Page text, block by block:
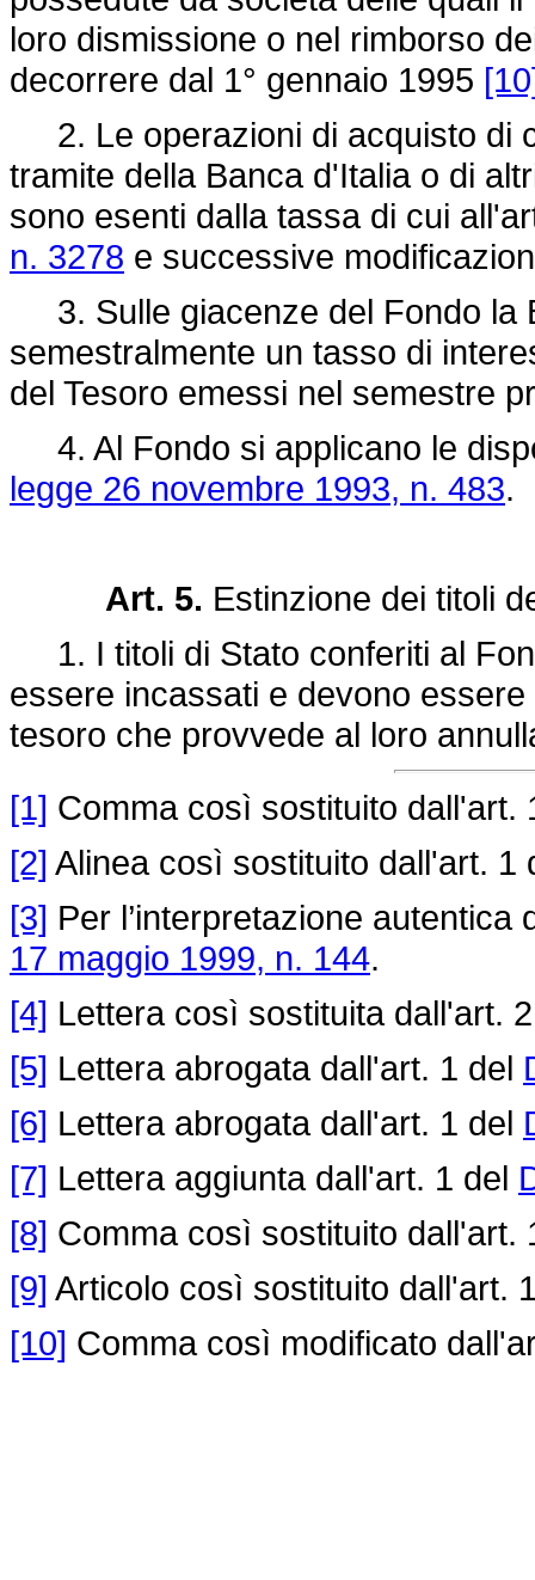
loro dismissione o nel rimborso
decorrere dal 1° gennaio 1995
2. Le operazioni di acquisto di
tramite della Banca d'Italia o di
sono esenti dalla tassa di cui
n. 3278 e successive
3. Sulle giacenze del Fondo la
semestralmente un tasso di
del Tesoro emessi nel semestre
4. Al Fondo si applicano le
legge 26 novembre 1993, n. 483.
Art. 5. Estinzione dei titoli
1. I titoli di Stato conferiti al
essere incassati e devono
tesoro che provvede al loro
[1] Comma così sostituito dall'art.
[2] Alinea così sostituito dall'art. 1
[3] Per l’interpretazione
17 maggio 1999, n. 144.
[4] Lettera così sostituita dall'art.
[5] Lettera abrogata dall'art. 1 del
[6] Lettera abrogata dall'art. 1 del
[7] Lettera aggiunta dall'art. 1 del
[8] Comma così sostituito dall'art.
[9] Articolo così sostituito dall'art.
[10] Comma così modificato